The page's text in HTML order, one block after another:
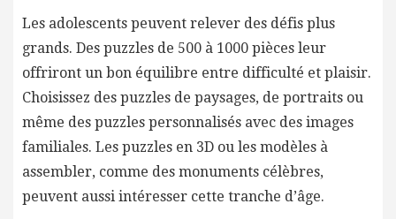
Les adolescents peuvent relever des défis plus
grands. Des puzzles de 500 à 1000 pièces leur
offriront un bon équilibre entre difficulté et plaisir.
Choisissez des puzzles de paysages, de portraits ou
même des puzzles personnalisés avec des images
familiales. Les puzzles en 3D ou les modèles à
assembler, comme des monuments célèbres,
peuvent aussi intéresser cette tranche d’âge.